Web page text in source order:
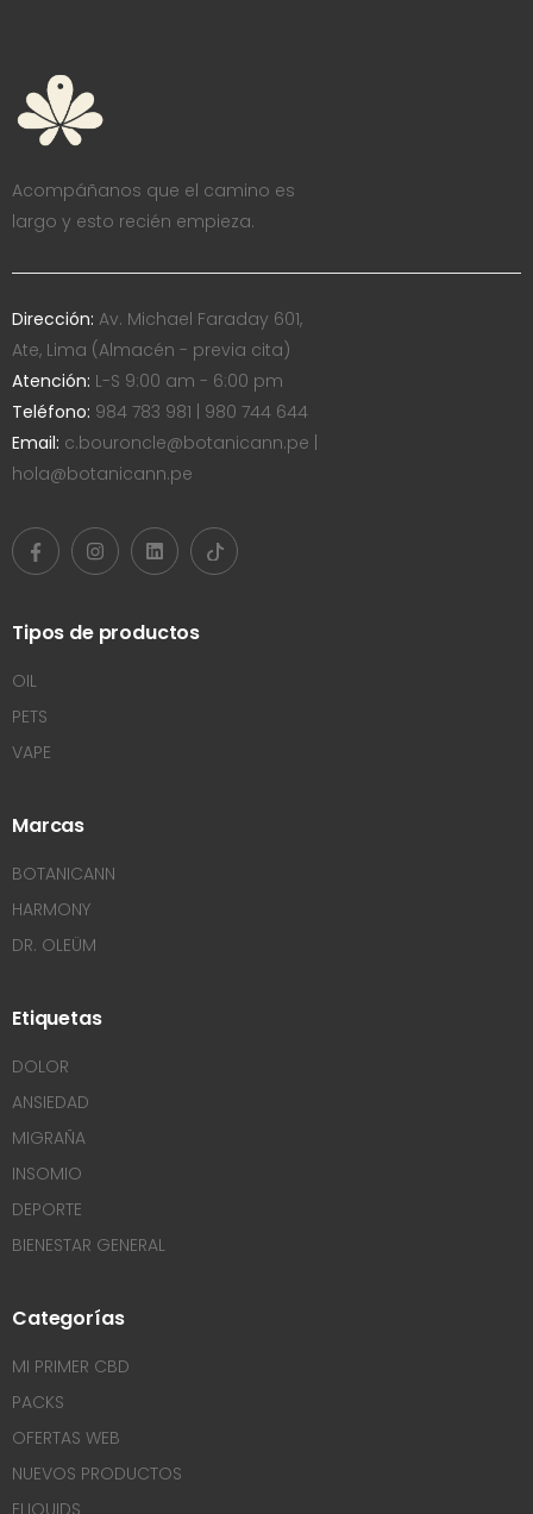
Acompáñanos que el camino es
largo y esto recién empieza.
Dirección: Av. Michael Faraday 601,
Ate, Lima (Almacén - previa cita)
Atención: L-S 9:00 am - 6:00 pm
Teléfono: 984 783 981 | 980 744 644
Email: c.bouroncle@botanicann.pe |
hola@botanicann.pe
Tipos de productos
OIL
PETS
VAPE
Marcas
BOTANICANN
HARMONY
DR. OLEÜM
Etiquetas
DOLOR
ANSIEDAD
MIGRAÑA
INSOMIO
DEPORTE
BIENESTAR GENERAL
Categorías
MI PRIMER CBD
PACKS
OFERTAS WEB
NUEVOS PRODUCTOS